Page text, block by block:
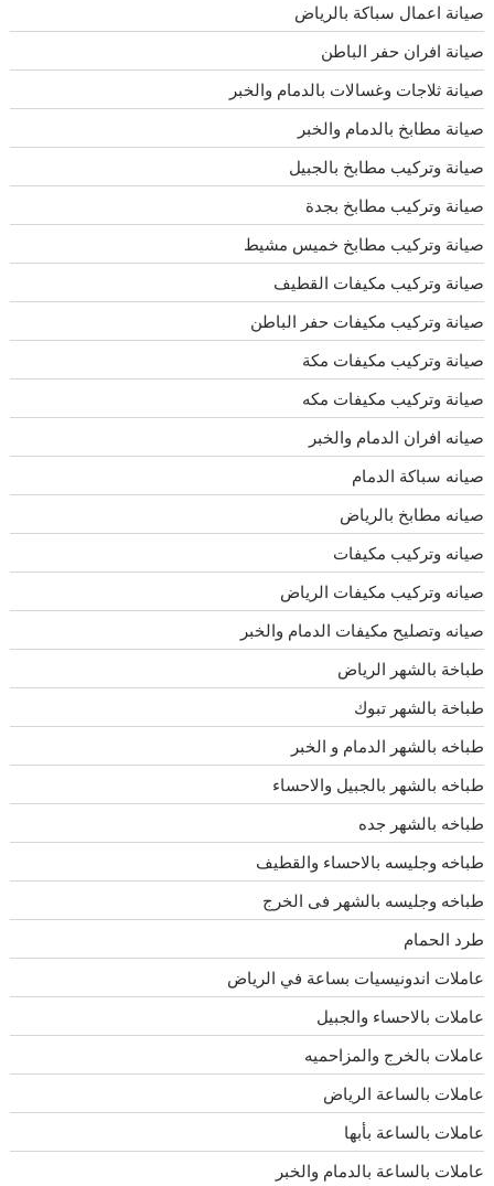
صيانة اعمال سباكة بالرياض
صيانة افران حفر الباطن
صيانة ثلاجات وغسالات بالدمام والخبر
صيانة مطابخ بالدمام والخبر
صيانة وتركيب مطابخ بالجبيل
صيانة وتركيب مطابخ بجدة
صيانة وتركيب مطابخ خميس مشيط
صيانة وتركيب مكيفات القطيف
صيانة وتركيب مكيفات حفر الباطن
صيانة وتركيب مكيفات مكة
صيانة وتركيب مكيفات مكه
صيانه افران الدمام والخبر
صيانه سباكة الدمام
صيانه مطابخ بالرياض
صيانه وتركيب مكيفات
صيانه وتركيب مكيفات الرياض
صيانه وتصليح مكيفات الدمام والخبر
طباخة بالشهر الرياض
طباخة بالشهر تبوك
طباخه بالشهر الدمام و الخبر
طباخه بالشهر بالجبيل والاحساء
طباخه بالشهر جده
طباخه وجليسه بالاحساء والقطيف
طباخه وجليسه بالشهر فى الخرج
طرد الحمام
عاملات اندونيسيات بساعة في الرياض
عاملات بالاحساء والجبيل
عاملات بالخرج والمزاحميه
عاملات بالساعة الرياض
عاملات بالساعة بأبها
عاملات بالساعة بالدمام والخبر